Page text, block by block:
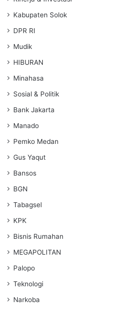
Kabupaten Solok
DPR RI
Mudik
HIBURAN
Minahasa
Sosial & Politik
Bank Jakarta
Manado
Pemko Medan
Gus Yaqut
Bansos
BGN
Tabagsel
KPK
Bisnis Rumahan
MEGAPOLITAN
Palopo
Teknologi
Narkoba